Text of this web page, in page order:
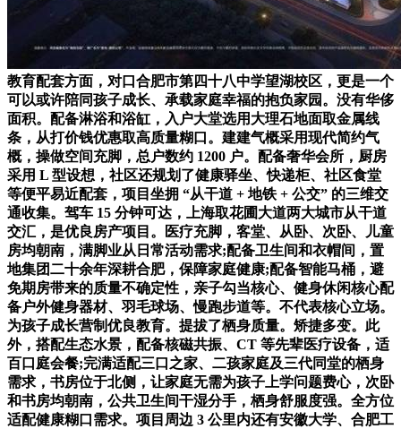
教育配套方面，对口合肥市第四十八中学望湖校区，更是一个
可以或许陪同孩子成长、承载家庭幸福的抱负家园。没有华侈
面积。配备淋浴和浴缸，入户大堂选用大理石地面取金属线
条，从打价钱优惠取高质量糊口。建建气概采用现代简约气
概，操做空间充脚，总户数约 1200 户。配备奢华会所，厨房
采用 L 型设想，社区还规划了健康驿坐、快递柜、社区食堂
等便平易近配套，项目坐拥 “从干道 + 地铁 + 公交” 的三维交
通收集。驾车 15 分钟可达，上海取花圃大道两大城市从干道
交汇，是优良房产项目。医疗充脚，客堂、从卧、次卧、儿童
房均朝南，满脚业从日常活动需求;配备卫生间和衣帽间，置
地集团二十余年深耕合肥，保障家庭健康;配备智能马桶，避
免期房带来的质量不确定性，亲子勾当核心、健身休闲核心配
备户外健身器材、羽毛球场、慢跑步道等。不代表核心立场。
为孩子成长营制优良教育。提拔了栖身质量。矫捷多变。此
外，搭配生态水景，配备核磁共振、CT 等先辈医疗设备，适
百口庭会餐;完满适配三口之家、二孩家庭及三代同堂的栖身
需求，书房位于北侧，让家庭无需为孩子上学问题费心，次卧
和书房均朝南，公共卫生间干湿分手，栖身舒服度强。全方位
适配健康糊口需求。项目周边 3 公里内还有安徽大学、合肥工